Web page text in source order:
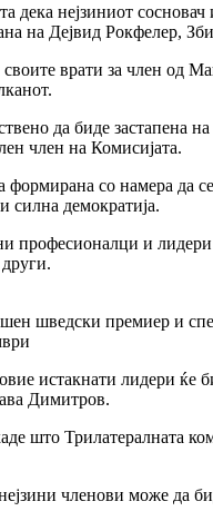
дека нејзиниот
на Дејвид Рокфелер,
своите врати за член од
да биде застапена
член на Комисијата.
со намера да
силна демократија.
професионалци и
шведски премиер и
истакнати лидери ќе
Димитров.
што Трилатералната
членови може да